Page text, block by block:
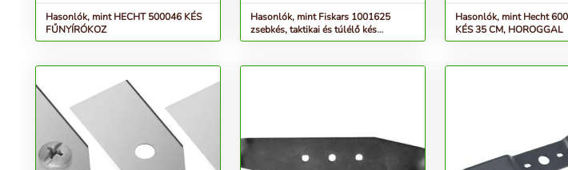
Hasonlók, mint HECHT 500046 KÉS
FŰNYÍRÓKOZ
Hasonlók, mint Fiskars 1001625
zsebkés, taktikai és túlélő kés
Összecsukható kés
Hasonlók, mint Hecht
KÉS 35 CM, HOROGGAL